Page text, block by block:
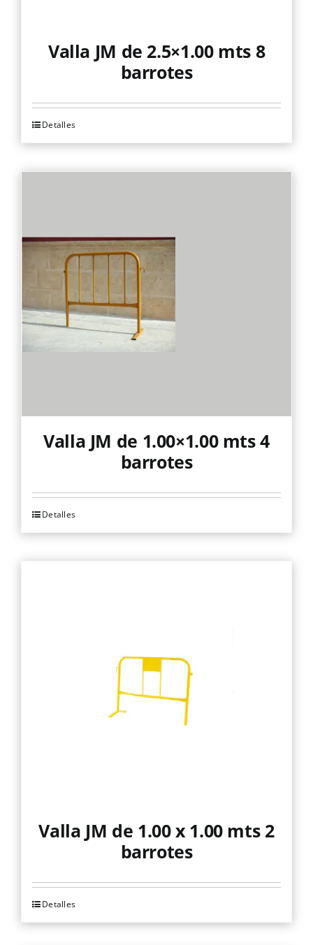
Valla JM de 2.5×1.00 mts 8
barrotes
Detalles
Valla JM de 1.00×1.00 mts 4
barrotes
Detalles
Valla JM de 1.00 x 1.00 mts 2
barrotes
Detalles